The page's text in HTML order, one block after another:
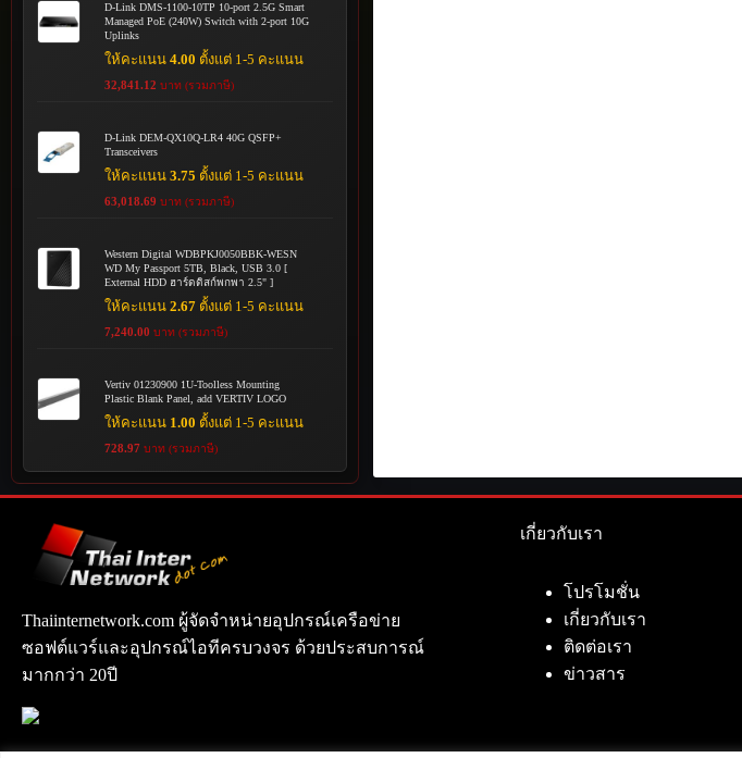
D-Link DMS-1100-10TP 10-port 2.5G Smart
Managed PoE (240W) Switch with 2-port 10G
Uplinks
ให้คะแนน4.00 ตั้งแต่ 1-5 คะแนน
32,841.12 บาท (รวมภาษี)
D-Link DEM-QX10Q-LR4 40G QSFP+
Transceivers
ให้คะแนน3.75 ตั้งแต่ 1-5 คะแนน
63,018.69 บาท (รวมภาษี)
Western Digital WDBPKJ0050BBK-WESN
WD My Passport 5TB, Black, USB 3.0 [
External HDD ฮาร์ดดิสก์พกพา 2.5" ]
ให้คะแนน2.67 ตั้งแต่ 1-5 คะแนน
7,240.00 บาท (รวมภาษี)
Vertiv 01230900 1U-Toolless Mounting
Plastic Blank Panel, add VERTIV LOGO
ให้คะแนน 1.00 ตั้งแต่ 1-5 คะแนน
728.97 บาท (รวมภาษี)
Thaiinternetwork.com ผู้จัดจำหน่ายอุปกรณ์เครือข่าย
ซอฟต์แวร์และอุปกรณ์ไอทีครบวงจร ด้วยประสบการณ์
มากกว่า 20ปี
เกี่ยวกับเรา
โปรโมชั่น
เกี่ยวกับเรา
ติดต่อเรา
ข่าวสาร